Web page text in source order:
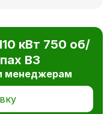
кВт 750 об/
В3
менеджерам